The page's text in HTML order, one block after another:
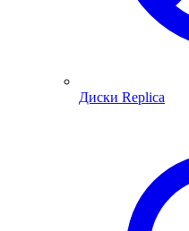
Диски Replica